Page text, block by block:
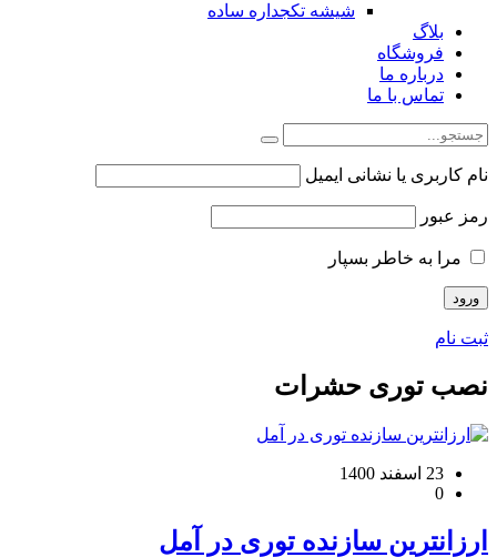
شیشه تکجداره ساده
بلاگ
فروشگاه
درباره ما
تماس با ما
نام کاربری یا نشانی ایمیل
رمز عبور
مرا به خاطر بسپار
ثبت نام
نصب توری حشرات
23 اسفند 1400
0
ارزانترین سازنده توری در آمل